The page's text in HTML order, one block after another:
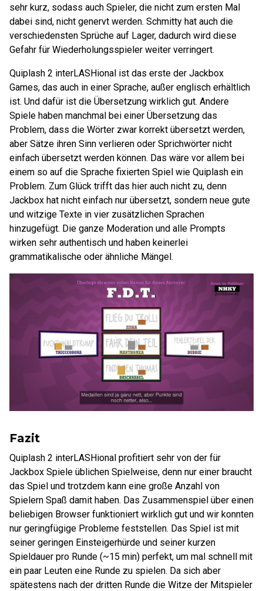
sehr kurz, sodass auch Spieler, die nicht zum ersten Mal
dabei sind, nicht genervt werden. Schmitty hat auch die
verschiedensten Sprüche auf Lager, dadurch wird diese
Gefahr für Wiederholungsspieler weiter verringert.
Quiplash 2 interLASHional ist das erste der Jackbox
Games, das auch in einer Sprache, außer englisch erhältlich
ist. Und dafür ist die Übersetzung wirklich gut. Andere
Spiele haben manchmal bei einer Übersetzung das
Problem, dass die Wörter zwar korrekt übersetzt werden,
aber Sätze ihren Sinn verlieren oder Sprichwörter nicht
einfach übersetzt werden können. Das wäre vor allem bei
einem so auf die Sprache fixierten Spiel wie Quiplash ein
Problem. Zum Glück trifft das hier auch nicht zu, denn
Jackbox hat nicht einfach nur übersetzt, sondern neue gute
und witzige Texte in vier zusätzlichen Sprachen
hinzugefügt. Die ganze Moderation und alle Prompts
wirken sehr authentisch und haben keinerlei
grammatikalische oder ähnliche Mängel.
Fazit
Quiplash 2 interLASHional profitiert sehr von der für
Jackbox Spiele üblichen Spielweise, denn nur einer braucht
das Spiel und trotzdem kann eine große Anzahl von
Spielern Spaß damit haben. Das Zusammenspiel über einen
beliebigen Browser funktioniert wirklich gut und wir konnten
nur geringfügige Probleme feststellen. Das Spiel ist mit
seiner geringen Einsteigerhürde und seiner kurzen
Spieldauer pro Runde (~15 min) perfekt, um mal schnell mit
ein paar Leuten eine Runde zu spielen. Da sich aber
spätestens nach der dritten Runde die Witze der Mitspieler